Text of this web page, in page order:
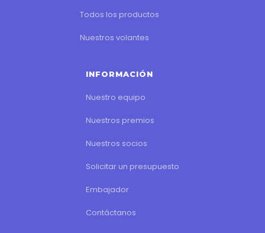
Todos los productos
Nuestros volantes
INFORMACIÓN
Nuestro equipo
Nuestros premios
Nuestros socios
Solicitar un presupuesto
Embajador
Contáctanos